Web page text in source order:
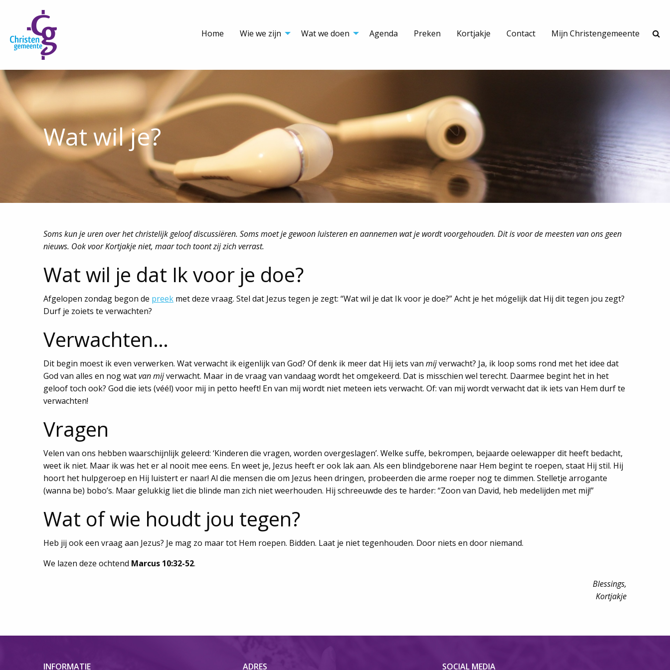
Home Wie we zijn Wat we doen Agenda Preken Kortjakje Contact Mijn Christengemeente
Wat wil je?
Soms kun je uren over het christelijk geloof discussiëren. Soms moet je gewoon luisteren en aannemen wat je wordt voorgehouden. Dit is voor de meesten van ons geen
nieuws. Ook voor Kortjakje niet, maar toch toont zij zich verrast.
Wat wil je dat Ik voor je doe?
Afgelopen zondag begon de preek met deze vraag. Stel dat Jezus tegen je zegt: “Wat wil je dat Ik voor je doe?” Acht je het mógelijk dat Hij dit tegen jou zegt?
Durf je zoiets te verwachten?
Verwachten…
Dit begin moest ik even verwerken. Wat verwacht ik eigenlijk van God? Of denk ik meer dat Hij iets van míjverwacht? Ja, ik loop soms rond met het idee dat
God van alles en nog watvan mijverwacht. Maar in de vraag van vandaag wordt het omgekeerd. Dat is misschien wel terecht. Daarmee begint het in het
geloof toch ook? God die iets (véél) voor mij in petto heeft! En van mij wordt niet meteen iets verwacht. Of: van mij wordt verwacht dat ik iets van Hem durf te
verwachten!
Vragen
Velen van ons hebben waarschijnlijk geleerd: ‘Kinderen die vragen, worden overgeslagen’. Welke suffe, bekrompen, bejaarde oelewapper dit heeft bedacht,
weet ik niet. Maar ik was het er al nooit mee eens. En weet je, Jezus heeft er ook lak aan. Als een blindgeborene naar Hem begint te roepen, staat Hij stil. Hij
hoort het hulpgeroep en Hij luistert er naar! Al die mensen die om Jezus heen dringen, probeerden die arme roeper nog te dimmen. Stelletje arrogante
(wanna be) bobo’s. Maar gelukkig liet die blinde man zich niet weerhouden. Hij schreeuwde des te harder: “Zoon van David, heb medelijden met mij!”
Wat of wie houdt jou tegen?
Heb jij ook een vraag aan Jezus? Je mag zo maar tot Hem roepen. Bidden. Laat je niet tegenhouden. Door niets en door niemand.
We lazen deze ochtend Marcus 10:32-52.
Blessings,
Kortjakje
INFORMATIE ADRES SOCIAL MEDIA